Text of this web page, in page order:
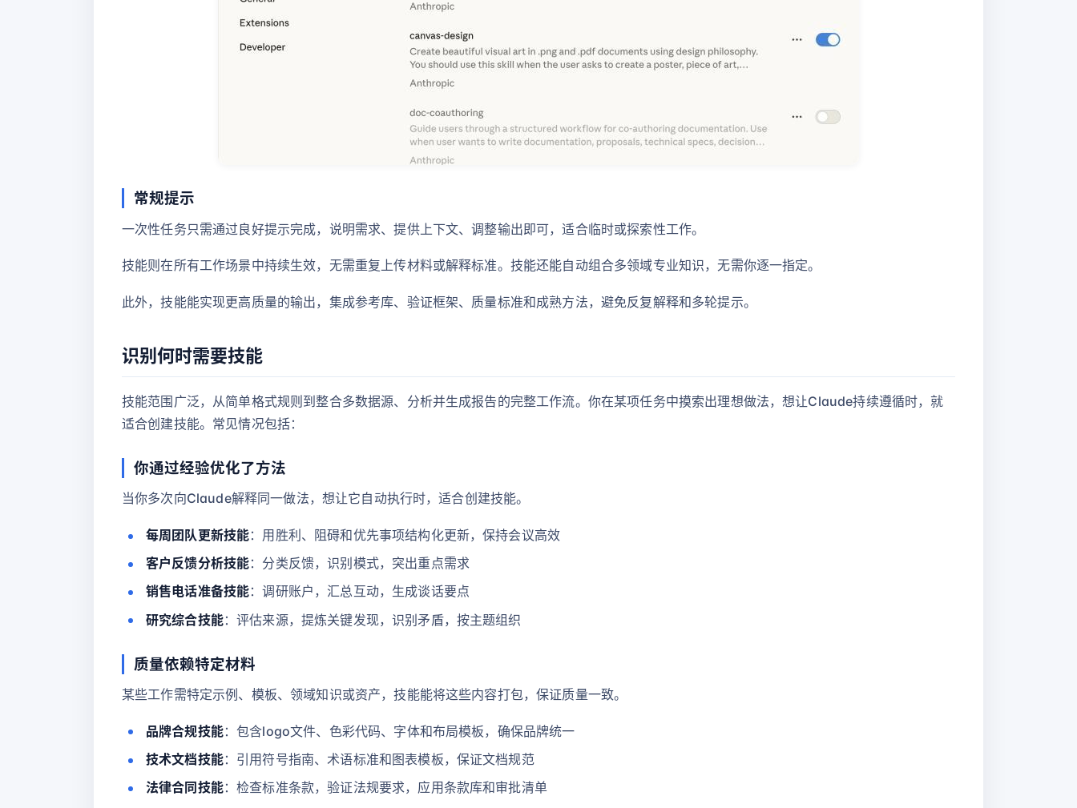
常规提示
一次性任务只需通过良好提示完成，说明需求、提供上下文、调整输出即可，适合临时或探索性工作。
技能则在所有工作场景中持续生效，无需重复上传材料或解释标准。技能还能自动组合多领域专业知识，无需你逐一指定。
此外，技能能实现更高质量的输出，集成参考库、验证框架、质量标准和成熟方法，避免反复解释和多轮提示。
识别何时需要技能
技能范围广泛，从简单格式规则到整合多数据源、分析并生成报告的完整工作流。你在某项任务中摸索出理想做法，想让Claude持续遵循时，就
适合创建技能。常见情况包括：
你通过经验优化了方法
当你多次向Claude解释同一做法，想让它自动执行时，适合创建技能。
每周团队更新技能：用胜利、阻碍和优先事项结构化更新，保持会议高效
客户反馈分析技能：分类反馈，识别模式，突出重点需求
销售电话准备技能：调研账户，汇总互动，生成谈话要点
研究综合技能：评估来源，提炼关键发现，识别矛盾，按主题组织
质量依赖特定材料
某些工作需特定示例、模板、领域知识或资产，技能能将这些内容打包，保证质量一致。
品牌合规技能：包含logo文件、色彩代码、字体和布局模板，确保品牌统一
技术文档技能：引用符号指南、术语标准和图表模板，保证文档规范
法律合同技能：检查标准条款，验证法规要求，应用条款库和审批清单